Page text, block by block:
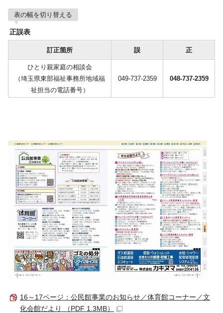
表の幅を切り替える
正誤表
訂正箇所 誤 正
ひとり親家庭の相談会
（埼玉県東部福祉事務所地域福
祉担当の電話番号）
049-737-2359 048-737-2359
16～17ページ：公民館事業のお知らせ／体育館コーナー／文
化会館だより （PDF 1.3MB）